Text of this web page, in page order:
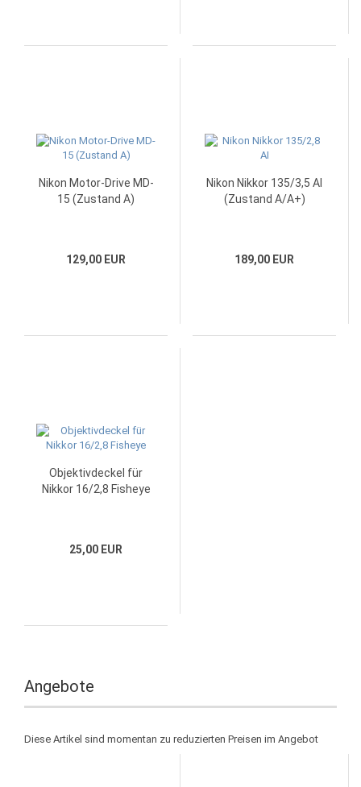
Nikon Motor-Drive MD-
15 (Zustand A)
129,00 EUR
Nikon Nikkor 135/3,5 AI
(Zustand A/A+)
189,00 EUR
Objektivdeckel für
Nikkor 16/2,8 Fisheye
25,00 EUR
Angebote
Diese Artikel sind momentan zu reduzierten Preisen im Angebot